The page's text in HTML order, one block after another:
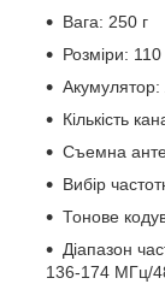
Вага: 250 г
Розміри:
Акумулятор:
Кількість
Съемна
Вибір
Тонове
Діапазон
136-174 МГц/